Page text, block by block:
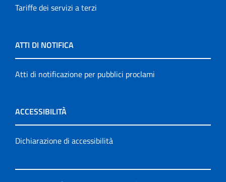
Tariffe dei servizi a terzi
ATTI DI NOTIFICA
Atti di notificazione per pubblici proclami
ACCESSIBILITÀ
Dichiarazione di accessibilità